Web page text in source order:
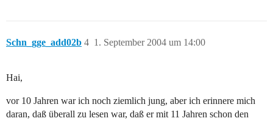
Schn_gge_add02b 1. September 2004 um 14:00
4
Hai,
vor 10 Jahren war ich noch ziemlich jung, aber ich erinnere mich
daran, daß überall zu lesen war, daß er mit 11 Jahren schon den